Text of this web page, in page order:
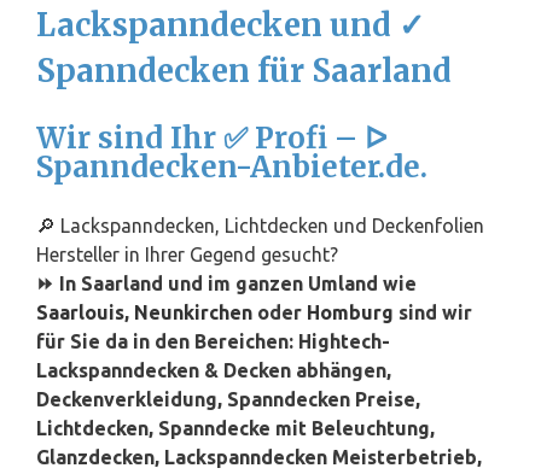
Lackspanndecken und ✓
Spanndecken für Saarland
Wir sind Ihr ✅ Profi – ᐅ
Spanndecken-Anbieter.de.
🔎 Lackspanndecken, Lichtdecken und Deckenfolien
Hersteller in Ihrer Gegend gesucht?
⏩ In Saarland und im ganzen Umland wie
Saarlouis, Neunkirchen oder Homburg sind wir
für Sie da in den Bereichen: Hightech-
Lackspanndecken & Decken abhängen,
Deckenverkleidung, Spanndecken Preise,
Lichtdecken, Spanndecke mit Beleuchtung,
Glanzdecken, Lackspanndecken Meisterbetrieb,